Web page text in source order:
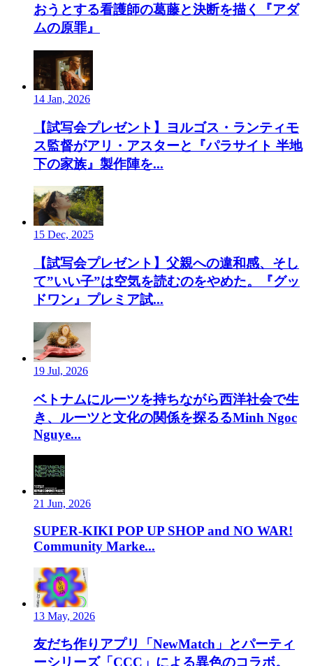
おうとする看護師の葛藤と決断を描く『アダ
ムの原罪』
14 Jan, 2026
【試写会プレゼント】ヨルゴス・ランティモ
ス監督がアリ・アスターと『パラサイト 半地
下の家族』製作陣を...
15 Dec, 2025
【試写会プレゼント】父親への違和感、そし
て”いい子”は空気を読むのをやめた。『グッ
ドワン』プレミア試...
19 Jul, 2026
ベトナムにルーツを持ちながら西洋社会で生
き、ルーツと文化の関係を探るるMinh Ngoc
Nguye...
21 Jun, 2026
SUPER-KIKI POP UP SHOP and NO WAR!
Community Marke...
13 May, 2026
友だち作りアプリ「NewMatch」とパーティ
ーシリーズ「CCC」による異色のコラボ。